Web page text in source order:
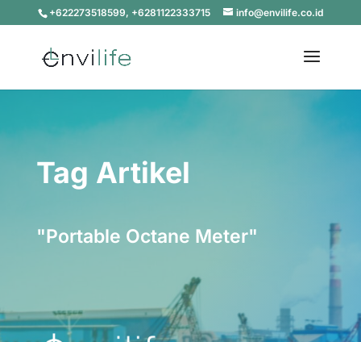
+622273518599, +6281122333715 info@envilife.co.id
Tag Artikel
"Portable Octane Meter"